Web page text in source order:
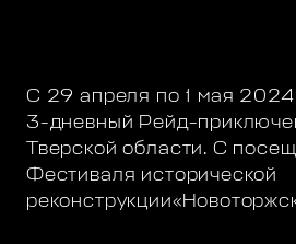
С 29 апреля по 1 мая 2024
3-дневный Рейд-
Тверской области. С
Фестиваля исторической